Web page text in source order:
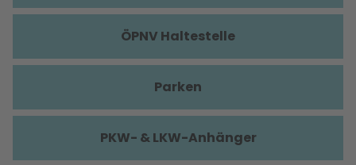
ÖPNV Haltestelle
Parken
PKW- & LKW-Anhänger